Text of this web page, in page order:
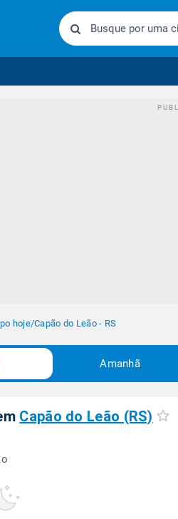
hoje/Capão do Leão - RS
Amanhã
Capão do Leão (RS)